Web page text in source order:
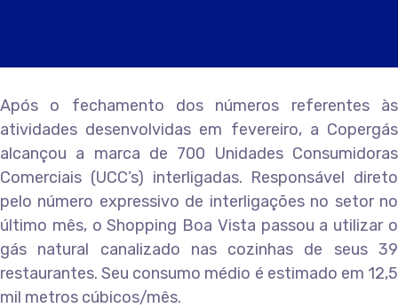
Após o fechamento dos números referentes às
atividades desenvolvidas em fevereiro, a Copergás
alcançou a marca de 700 Unidades Consumidoras
Comerciais (UCC’s) interligadas. Responsável direto
pelo número expressivo de interligações no setor no
último mês, o Shopping Boa Vista passou a utilizar o
gás natural canalizado nas cozinhas de seus 39
restaurantes. Seu consumo médio é estimado em 12,5
mil metros cúbicos/mês.